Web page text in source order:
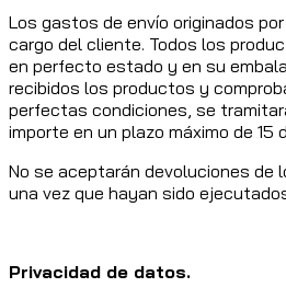
Los gastos de envío originados
cargo del cliente. Todos los
en perfecto estado y en su
recibidos los productos y
perfectas condiciones, se
importe en un plazo máximo de 15
No se aceptarán devoluciones de
una vez que hayan sido
Privacidad de datos.